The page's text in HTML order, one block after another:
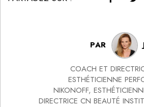
PAR
COACH ET
ESTHÉTICIENNE
NIKONOFF,
DIRECTRICE CN BEAUTÉ